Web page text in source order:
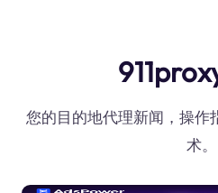
您的目的地代理新闻，操作
术。